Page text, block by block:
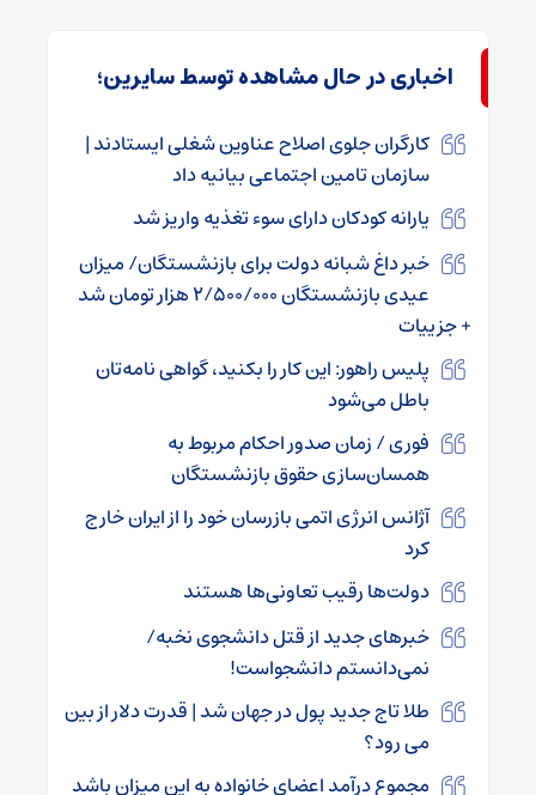
اخباری در حال مشاهده توسط سایرین؛
کارگران جلوی اصلاح عناوین شغلی ایستادند |
سازمان تامین اجتماعی بیانیه داد
یارانه کودکان دارای سوء تغذیه واریز شد
خبر داغ شبانه دولت برای بازنشستگان/ میزان
عیدی بازنشستگان ۲/۵۰۰/۰۰۰ هزار تومان شد
+ جزییات
پلیس راهور: این کار را بکنید، گواهی نامه‌تان
باطل می‌شود
فوری / زمان صدور احکام مربوط به
همسان‌سازی حقوق بازنشستگان
آژانس انرژی اتمی بازرسان خود را از ایران خارج
کرد
دولت‌ها رقیب تعاونی‌ها هستند
خبر‌های جدید از قتل دانشجوی نخبه/
نمی‌دانستم دانشجواست!
طلا تاج جدید پول در جهان شد | قدرت دلار از بین
می رود؟
مجموع درآمد اعضای خانواده به این میزان باشد